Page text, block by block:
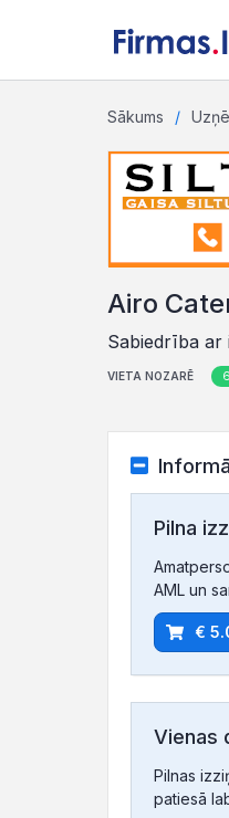
Sākums
Airo
Sabiedrība
VIETA NOZARĒ 6
Pilna
AML un
€
Vienas
Pilnas
patiesā